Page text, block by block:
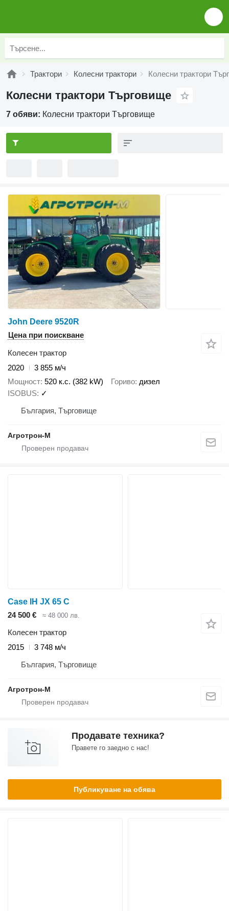
Трактори Колесни трактори Колесни трактори
Колесни трактори Търговище
7 обяви: Колесни трактори Търговище
John Deere 9520R
Цена при поискване
Колесен трактор
2020
3 855 м/ч
Мощност 520 к.с. (382 kW) Гориво дизел
ISOBUS ✓
България, Търговище
Агротрон-М
Case IH JX 65 C
24 500 €
≈ 48 000 лв.
Колесен трактор
2015
3 748 м/ч
България, Търговище
Агротрон-М
Продавате техника?
Правете го заедно с нас!
Публикуване на обява